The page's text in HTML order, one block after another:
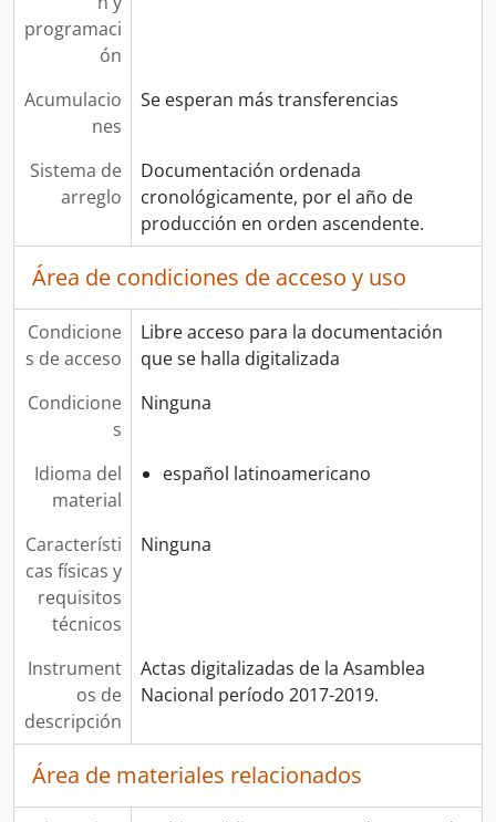
programaci
ón
Acumulacio
nes
Se esperan más transferencias
Sistema de
arreglo
Documentación ordenada
cronológicamente, por el año de
producción en orden ascendente.
Área de condiciones de acceso y uso
Condicione
s de acceso
Libre acceso para la documentación
que se halla digitalizada
Condicione
s
Ninguna
Idioma del
material
español latinoamericano
Característi
cas físicas y
requisitos
técnicos
Ninguna
Instrument
os de
descripción
Actas digitalizadas de la Asamblea
Nacional período 2017-2019.
Área de materiales relacionados